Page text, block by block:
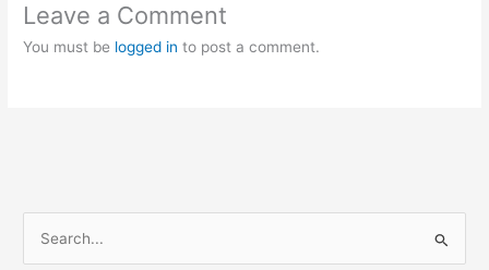
Leave a Comment
You must be logged in to post a comment.